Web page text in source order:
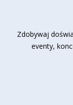
Zdobywaj
eventy,